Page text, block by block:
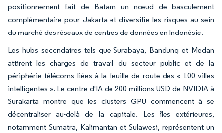
positionnement fait de Batam un nœud de basculement
complémentaire pour Jakarta et diversifie les risques au sein
du marché des réseaux de centres de données en Indonésie.
Les hubs secondaires tels que Surabaya, Bandung et Medan
attirent les charges de travail du secteur public et de la
périphérie télécoms liées à la feuille de route des « 100 villes
intelligentes ». Le centre d'IA de 200 millions USD de NVIDIA à
Surakarta montre que les clusters GPU commencent à se
décentraliser au-delà de la capitale. Les îles extérieures,
notamment Sumatra, Kalimantan et Sulawesi, représentent un